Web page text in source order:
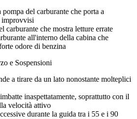
pompa del carburante che porta a
improvvisi
carburante che mostra letture errate
all'interno della cabina che
odore di benzina
e Sospensioni
a tirare da un lato nonostante molteplici
inaspettatamente, soprattutto con il
velocità attivo
durante la guida tra i 55 e i 90